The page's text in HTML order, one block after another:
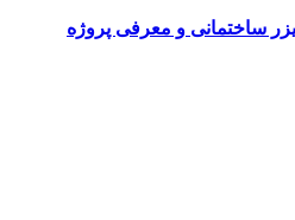
ساختمانی و معرفی پروژه